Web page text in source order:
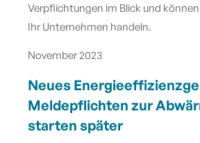
Verpflichtungen im Blick und
Ihr Unternehmen handeln.
November 2023
Neues
Meldepflichten zur
starten später